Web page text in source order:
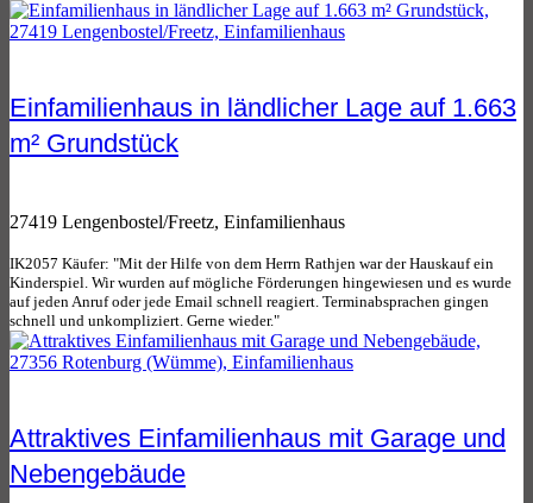
Einfamilienhaus in ländlicher Lage auf 1.663
m² Grundstück
27419 Lengenbostel/Freetz, Einfamilienhaus
IK2057 Käufer: "Mit der Hilfe von dem Herrn Rathjen war der Hauskauf ein
Kinderspiel. Wir wurden auf mögliche Förderungen hingewiesen und es wurde
auf jeden Anruf oder jede Email schnell reagiert. Terminabsprachen gingen
schnell und unkompliziert. Gerne wieder."
Attraktives Einfamilienhaus mit Garage und
Nebengebäude